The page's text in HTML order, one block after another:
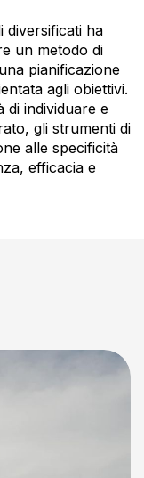
ha
un metodo di
pianificazione
agli obiettivi.
di individuare e
gli strumenti di
alle specificità
efficacia e